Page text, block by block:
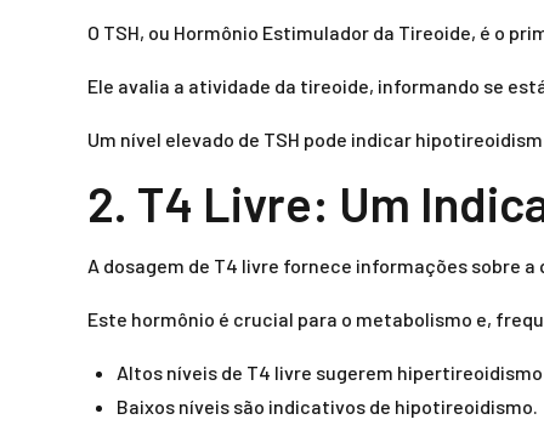
O TSH, ou Hormônio Estimulador da Tireoide, é o
Ele avalia a atividade da tireoide, informando se
Um nível elevado de TSH pode indicar
2. T4 Livre: Um
A dosagem de T4 livre fornece informações sobre
Este hormônio é crucial para o metabolismo e,
Altos níveis de T4 livre sugerem
Baixos níveis são indicativos de hipotireoidismo.